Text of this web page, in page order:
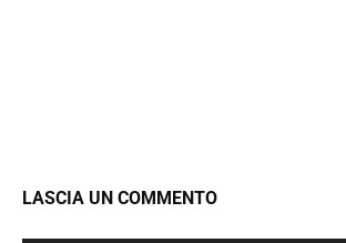
LASCIA UN COMMENTO